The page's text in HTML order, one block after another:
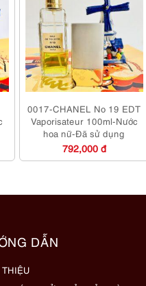
0017-CHANEL No 19 EDT
Vaporisateur 100ml-Nước
hoa nữ-Đã sử dụng
792,000 đ
DẪN